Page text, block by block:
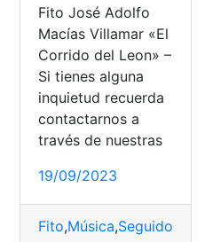
Ideograma,inteligencia artificial
Fito José Adolfo
Macías Villamar «El
Corrido del Leon» –
Si tienes alguna
inquietud recuerda
contactarnos a
través de nuestras
19/09/2023
Fito,Música,Seguidores